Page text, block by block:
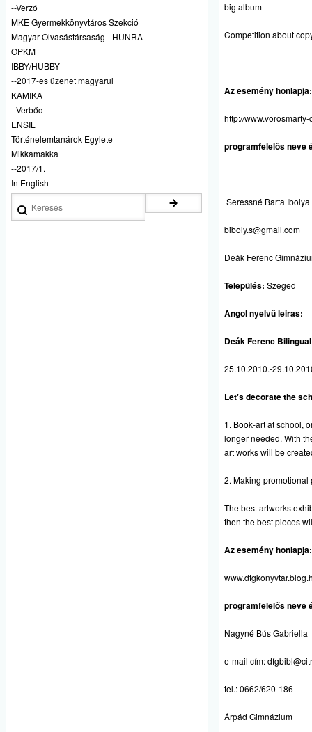
--Verzó
MKE Gyermekkönyvtáros Szekció
Magyar Olvasástársaság - HUNRA
OPKM
IBBY/HUBBY
--2017-es üzenet magyarul
KAMIKA
--Verbőc
ENSIL
Történelemtanárok Egylete
Mikkamakka
--2017/1.
In English
big album
Competition about
Az esemény honlapja:
http://
programfelelős neve
Seressné Barta Ibolya
biboly.s@gmail.com
Deák Ferenc
Település: Szeged
Angol nyelvű leiras:
Deák Ferenc
25.10.2010.-
Let's decorate the
1. Book-art at school,
longer needed. With
art works will be
2. Making promotional
The best artworks
then the best pieces
Az esemény honlapja:
programfelelős neve
Nagyné Bús Gabriella
e-mail cím:
tel.: 0662/620-186
Árpád Gimnázium